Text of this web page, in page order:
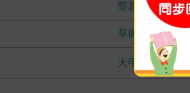
豐原店
草衙店
大甲店